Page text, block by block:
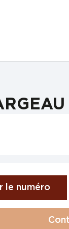
le numéro